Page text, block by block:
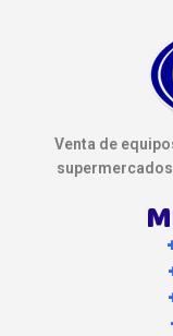
Venta de